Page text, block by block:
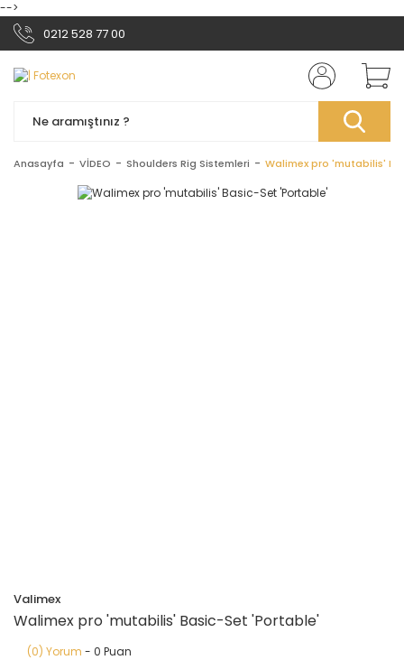
-->
0212 528 77 00
Anasayfa VİDEO Shoulders Rig Sistemleri Walimex pro 'mutabilis'
Valimex
Walimex pro 'mutabilis' Basic-Set 'Portable'
(0) Yorum - 0 Puan